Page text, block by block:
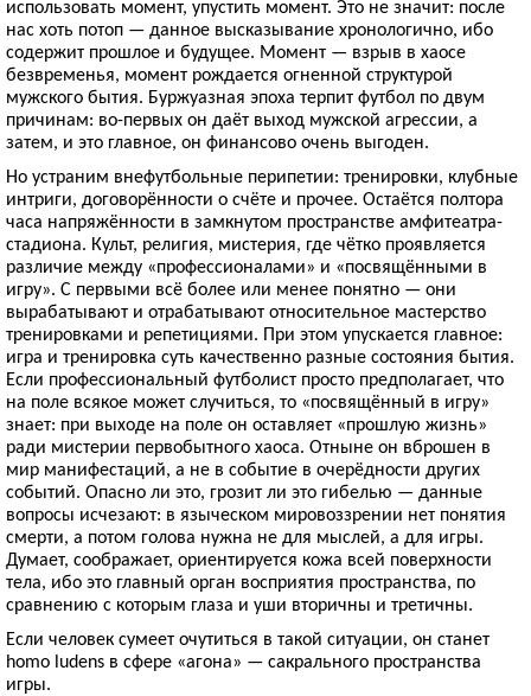
использовать момент, упустить момент. Это не значит: после
нас хоть потоп — данное высказывание хронологично, ибо
содержит прошлое и будущее. Момент — взрыв в хаосе
безвременья, момент рождается огненной структурой
мужского бытия. Буржуазная эпоха терпит футбол по двум
причинам: во-первых он даёт выход мужской агрессии, а
затем, и это главное, он финансово очень выгоден.
Но устраним внефутбольные перипетии: тренировки, клубные
интриги, договорённости о счёте и прочее. Остаётся полтора
часа напряжённости в замкнутом пространстве амфитеатра-
стадиона. Культ, религия, мистерия, где чётко проявляется
различие между «профессионалами» и «посвящёнными в
игру». С первыми всё более или менее понятно — они
вырабатывают и отрабатывают относительное мастерство
тренировками и репетициями. При этом упускается главное:
игра и тренировка суть качественно разные состояния бытия.
Если профессиональный футболист просто предполагает, что
на поле всякое может случиться, то «посвящённый в игру»
знает: при выходе на поле он оставляет «прошлую жизнь»
ради мистерии первобытного хаоса. Отныне он вброшен в
мир манифестаций, а не в событие в очерёдности других
событий. Опасно ли это, грозит ли это гибелью — данные
вопросы исчезают: в языческом мировоззрении нет понятия
смерти, а потом голова нужна не для мыслей, а для игры.
Думает, соображает, ориентируется кожа всей поверхности
тела, ибо это главный орган восприятия пространства, по
сравнению с которым глаза и уши вторичны и третичны.
Если человек сумеет очутиться в такой ситуации, он станет
homo ludens в сфере «агона» — сакрального пространства
игры.